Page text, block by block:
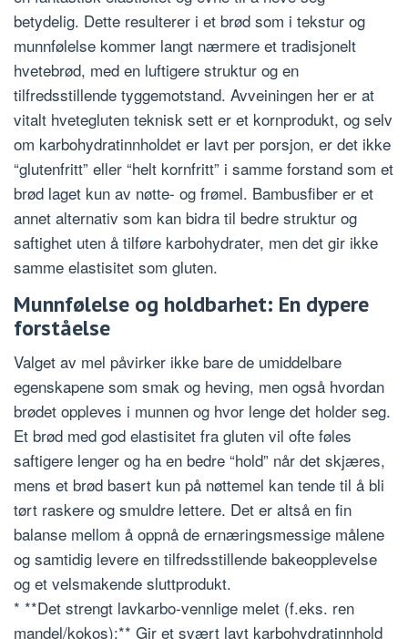
betydelig. Dette resulterer i et brød som i tekstur og
munnfølelse kommer langt nærmere et tradisjonelt
hvetebrød, med en luftigere struktur og en
tilfredsstillende tyggemotstand. Avveiningen her er at
vitalt hvetegluten teknisk sett er et kornprodukt, og selv
om karbohydratinnholdet er lavt per porsjon, er det ikke
“glutenfritt” eller “helt kornfritt” i samme forstand som et
brød laget kun av nøtte- og frømel. Bambusfiber er et
annet alternativ som kan bidra til bedre struktur og
saftighet uten å tilføre karbohydrater, men det gir ikke
samme elastisitet som gluten.
Munnfølelse og holdbarhet: En dypere
forståelse
Valget av mel påvirker ikke bare de umiddelbare
egenskapene som smak og heving, men også hvordan
brødet oppleves i munnen og hvor lenge det holder seg.
Et brød med god elastisitet fra gluten vil ofte føles
saftigere lenger og ha en bedre “hold” når det skjæres,
mens et brød basert kun på nøttemel kan tende til å bli
tørt raskere og smuldre lettere. Det er altså en fin
balanse mellom å oppnå de ernæringsmessige målene
og samtidig levere en tilfredsstillende bakeopplevelse
og et velsmakende sluttprodukt.
* **Det strengt lavkarbo-vennlige melet (f.eks. ren
mandel/kokos):** Gir et svært lavt karbohydratinnhold